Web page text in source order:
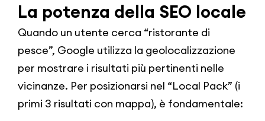
La potenza della SEO locale
Quando un utente cerca “ristorante di
pesce”, Google utilizza la geolocalizzazione
per mostrare i risultati più pertinenti nelle
vicinanze. Per posizionarsi nel “Local Pack” (i
primi 3 risultati con mappa), è fondamentale: